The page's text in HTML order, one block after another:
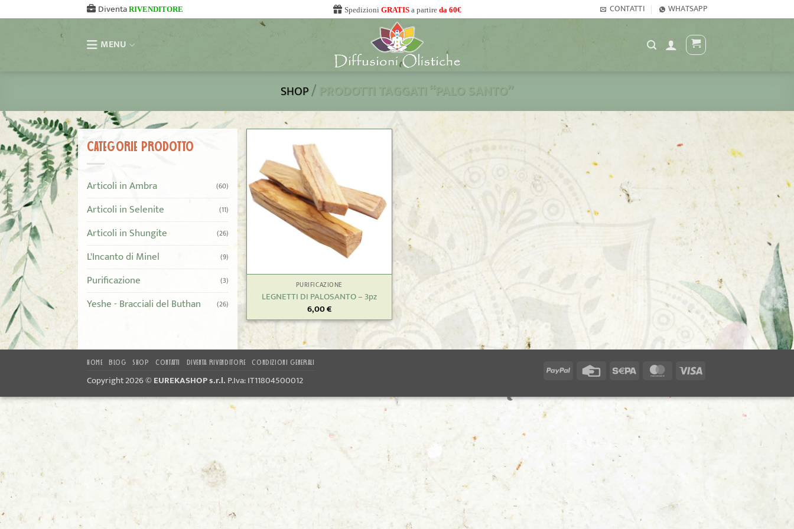
ai
Diventa RIVENDITORE Spedizioni GRATIS a partire da 60€ CONTATTI WHATSAPP
MENU
SHOP/ PRODOTTI TAGGATI “PALO SANTO”
CATEGORIE PRODOTTO
Articoli in Ambra (60)
Articoli in Selenite (11)
Articoli in Shungite (26)
L'Incanto di Minel (9)
Purificazione (3)
Yeshe - Bracciali del Buthan (26)
PURIFICAZIONE
LEGNETTI DI PALOSANTO – 3pz
6,00€
PayPal
Credit
Sepa MasterCardVisa
HOME BLOG SHOP CONTATTI DIVENTA RIVENDITORE CONDIZIONI GENERALI
Copyright 2026 © EUREKASHOP s.r.l. P.Iva: IT11804500012